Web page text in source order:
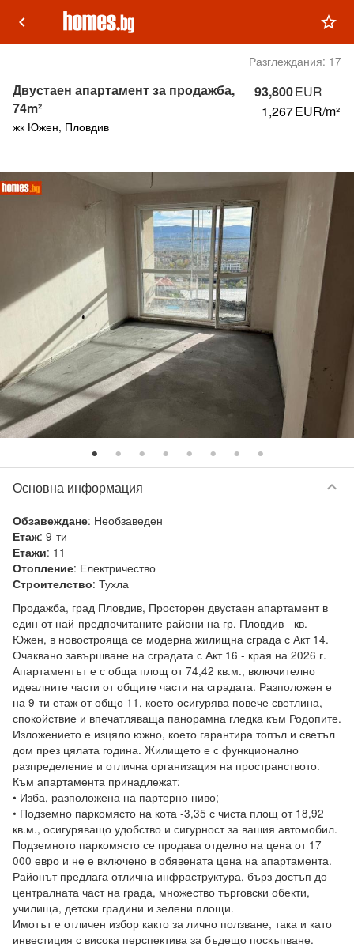
keyboard_arrow_left star_outline
Разглеждания: 17
93,800EUR
1,267EUR/m²
Двустаен апартамент за продажба,
74m²
жк Южен, Пловдив
Основна информация keyboard_arrow_down
Обзавеждане: Необзаведен
Етаж: 9-ти
Етажи: 11
Отопление: Електричество
Строителство: Тухла
Продажба, град Пловдив, Просторен двустаен апартамент в
един от най-предпочитаните райони на гр. Пловдив - кв.
Южен, в новострояща се модерна жилищна сграда с Акт 14.
Очаквано завършване на сградата с Акт 16 - края на 2026 г.
Апартаментът е с обща площ от 74,42 кв.м., включително
идеалните части от общите части на сградата. Разположен е
на 9-ти етаж от общо 11, което осигурява повече светлина,
спокойствие и впечатляваща панорамна гледка към Родопите.
Изложението е изцяло южно, което гарантира топъл и светъл
дом през цялата година. Жилището е с функционално
разпределение и отлична организация на пространството.
Към апартамента принадлежат:
• Изба, разположена на партерно ниво;
• Подземно паркомясто на кота -3,35 с чиста площ от 18,92
кв.м., осигуряващо удобство и сигурност за вашия автомобил.
Подземното паркомясто се продава отделно на цена от 17
000 евро и не е включено в обявената цена на апартамента.
Районът предлага отлична инфраструктура, бърз достъп до
централната част на града, множество търговски обекти,
училища, детски градини и зелени площи.
Имотът е отличен избор както за лично ползване, така и като
инвестиция с висока перспектива за бъдещо поскъпване.